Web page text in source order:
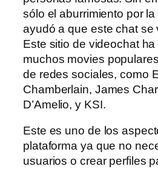
sólo el aburrimiento por
ayudó a que este chat se
Este sitio de videochat
muchos movies
de redes sociales, como
Chamberlain, James
D’Amelio, y KSI.
Este es uno de los
plataforma ya que no
usuarios o crear perfiles